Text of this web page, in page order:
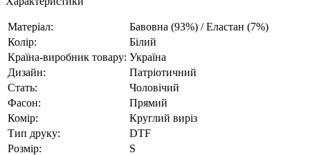
Матеріал:
Бавовна (93%) / Еластан (7%)
Колір:
Білий
Країна-виробник товару: Україна
Дизайн:
Патріотичний
Стать:
Чоловічий
Фасон:
Прямий
Комір:
Круглий виріз
Тип друку:
DTF
Розмір:
S